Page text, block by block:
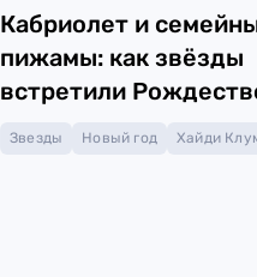
Кабриолет и
пижамы: как звёзды
встретили
Звезды Новый год Хайди